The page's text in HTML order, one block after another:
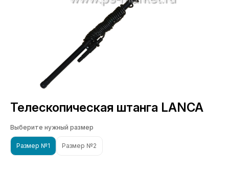
Телескопическая штанга LANCA
Выберите нужный размер
Размер №1 Размер №2